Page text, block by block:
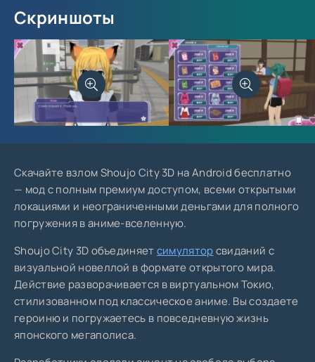
Скриншоты
Скачайте взлом Shoujo City 3D на Android бесплатно
— мод с полным премиум доступом, всеми открытыми
локациями и неограниченными деньгами для полного
погружения в аниме-вселенную.
Shoujo City 3D объединяетсимуляторсвиданий с
визуальной новеллой в формате открытого мира.
Действие разворачивается в виртуальном Токио,
стилизованном под классическое аниме. Вы создаете
героиню и погружаетесь в повседневную жизнь
японского мегаполиса.